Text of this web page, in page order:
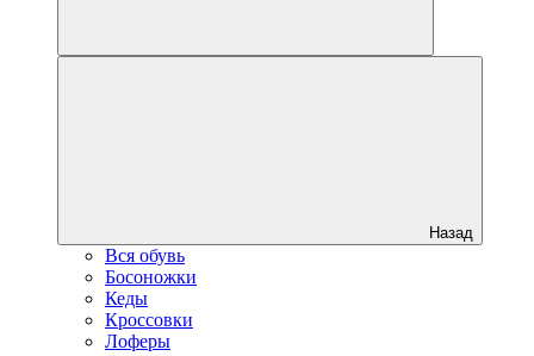
Назад
Вся обувь
Босоножки
Кеды
Кроссовки
Лоферы